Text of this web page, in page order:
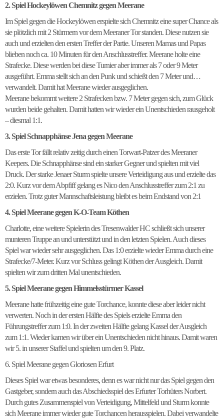
2. Spiel Hockeylöwen Chemnitz gegen Meerane
Im Spiel gegen die Hockeylöwen erspielte sich Chemnitz eine super Chance als
sie plötzlich mit 2 Stürmern vor dem Meeraner Tor standen. Diese nutzen sie
auch und erzielten den ersten Treffer der Partie. Unseren Mamas und Papas
blieben noch ca. 10 Minuten für den Anschlusstreffer. Meerane holte eine
Strafecke. Diese werden bei diese Turnier aber immer als 7 oder 9 Meter
ausgeführt. Emma stellt sich an den Punk und schießt den 7 Meter und…
verwandelt. Damit hat Meerane wieder ausgeglichen.
Meerane bekommt weitere 2 Strafecken bzw. 7 Meter gegen sich, zum Glück
wurden beide gehalten. Damit hatten wir wieder ein Unentschieden rausgeholt
– diesmal 1:1.
3. Spiel Schnapphänse Jena gegen Meerane
Das erste Tor fällt relativ zeitig durch einen Torwart-Patzer des Meeraner
Keepers. Die Schnapphänse sind ein starker Gegner und spielten mit viel
Druck. Der starke Jenaer Sturm spielte unsere Verteidigung aus und erzielte das
2:0. Kurz vor dem Abpfiff gelang es Nico den Anschlusstreffer zum 2:1 zu
erzielen. Trotz guter Mannschaftsleistung bleibt es beim Endstand von 2:1
4. Spiel Meerane gegen K-O-Team Köthen
Charlotte, eine weitere Spielerin des Tresenwalder HC schließt sich unserer
munteren Truppe an und unterstützt und in den letzten Spielen. Auch dieses
Spiel war wieder sehr ausgeglichen. Das 1:0 erzielte wieder Emma durch eine
Strafecke/7-Meter. Kurz vor Schluss gelingt Köthen der Ausgleich. Damit
spielten wir zum dritten Mal unentschieden.
5. Spiel Meerane gegen Himmelsstürmer Kassel
Meerane hatte frühzeitig eine gute Torchance, konnte diese aber leider nicht
verwerten. Noch in der ersten Hälfte des Spiels erzielte Emma den
Führungstreffer zum 1:0. In der zweiten Hälfte gelang Kassel der Ausgleich
zum 1:1. Wieder kamen wir über ein Unentschieden nicht hinaus. Damit waren
wir 5. in unserer Staffel und spielten um den 9. Platz.
6. Spiel Meerane gegen Gloriosen Erfurt
Dieses Spiel war etwas besonderes, denn es war nicht nur das Spiel gegen den
Gastgeber, sondern auch das Abschiedsspiel des Erfurter Torhüters Norbert.
Durch gutes Zusammenspiel von Verteidigung, Mittelfeld und Sturm konnte
sich Meerane immer wieder gute Torchancen herausspielen. Dabei verwandelte